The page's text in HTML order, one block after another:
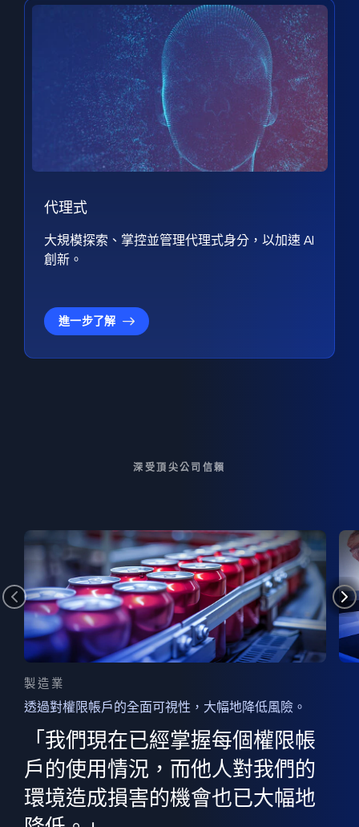
代理式
大規模探索、掌控並管理代理式身分，以加速 AI
創新。
進一步了解
深受頂尖公司信賴
製造業
透過對權限帳戶的全面可視性，大幅地降低風險。
「我們現在已經掌握每個權限帳
戶的使用情況，而他人對我們的
環境造成損害的機會也已大幅地